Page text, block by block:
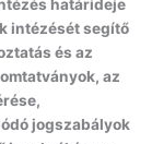
határideje
intézését segítő
és az
az
jogszabályok